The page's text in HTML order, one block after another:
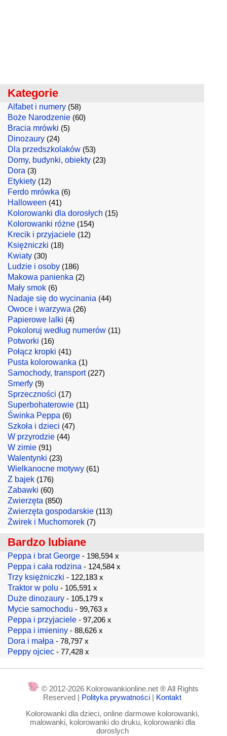
Kategorie
Alfabet i numery (58)
Boże Narodzenie (60)
Bracia mrówki (5)
Dinozaury (24)
Dla przedszkolaków (53)
Domy, budynki, obiekty (23)
Dora (3)
Etykiety (12)
Ferdo mrówka (6)
Halloween (41)
Kolorowanki dla dorosłych (15)
Kolorowanki różne (154)
Krecik i przyjaciele (12)
Księżniczki (18)
Kwiaty (30)
Ludzie i osoby (186)
Makowa panienka (2)
Mały smok (6)
Nadaje się do wycinania (44)
Owoce i warzywa (26)
Papierowe lalki (4)
Pokoloruj według numerów (11)
Potworki (16)
Połącz kropki (41)
Pusta kolorowanka (1)
Samochody, transport(227)
Smerfy (9)
Sprzeczności (17)
Superbohaterowie (11)
Świnka Peppa (6)
Szkoła i dzieci (47)
W przyrodzie (44)
W zimie (91)
Walentynki (23)
Wielkanocne motywy (61)
Z bajek (176)
Zabawki (60)
Zwierzęta (850)
Zwierzęta gospodarskie (113)
Żwirek i Muchomorek (7)
Bardzo lubiane
Peppa i brat George - 198,594 x
Peppa i cała rodzina - 124,584 x
Trzy księżniczki - 122,183 x
Traktor w polu - 105,591 x
Duże dinozaury - 105,179 x
Mycie samochodu - 99,763 x
Peppa i przyjaciele - 97,206 x
Peppa i imieniny - 88,626 x
Dora i małpa - 78,797 x
Peppy ojciec - 77,428 x
© 2012-2026 Kolorowankionline.net ® All Rights
Reserved | Polityka prywatności | Kontakt
Kolorowanki dla dzieci, online darmowe kolorowanki,
malowanki, kolorowanki do druku, kolorowanki dla
doroslych